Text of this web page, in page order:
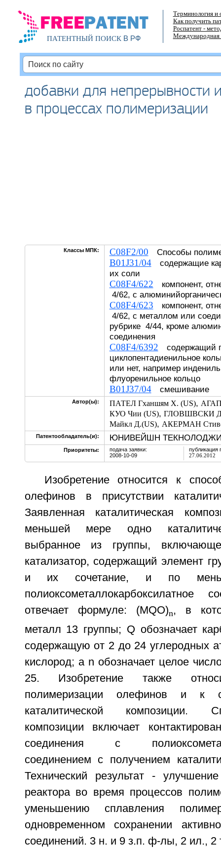
ПАТЕНТНЫЙ ПОИСКВ РФ
Терминология и
Как получить
Роспатент -
Международная
добавки для непрерывности
в процессах полимеризации
Классы МПК: C08F2/00 Способы
B01J31/04содержащие
их соли
C08F4/622 компонент,
4/62, с
C08F4/623 компонент,
4/62, с металлом или
рубрике 4/44, кроме
соединения
C08F4/6392 содержащий
циклопентадиенильное
или нет, например
флуоренильное кольцо
B01J37/04смешивание
Автор(ы): ПАТЕЛ Гханшям Х. (US),
КУО Чии (US), ГЛОВШВСКИ
Майкл Д.(US), АКЕРМАН
Патентообладатель(и): ЮНИВЕЙШН
Приоритеты:
подача заявки:
2008-10-09
публикация
27.06.2012
Изобретение относится к
олефинов в присутствии
Заявленная каталитическая
меньшей мере одно
выбранное из группы,
катализатор, содержащий элемент
и их сочетание, и по
полиоксометаллокарбоксилатное
отвечает формуле: (MQO)n, в
металл 13 группы; Q обозначает
содержащую от 2 до 24 углеродных
кислород; а n обозначает целое
25. Изобретение также
полимеризации олефинов и к
каталитической композиции.
композиции включает
соединения с
соединением с получением
Технический результат -
реактора во время процессов
уменьшению сплавления
одновременном сохранении
соединений. 3 н. и 9 з.п. ф-лы, 2 ил., 2